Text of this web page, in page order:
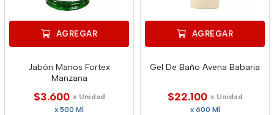
AGREGAR
Jabón Manos Fortex
Manzana
$3.600 x Unidad
x 500 Ml
AGREGAR
Gel De Baño Avena Babaria
$22.100 x Unidad
x 600 Ml